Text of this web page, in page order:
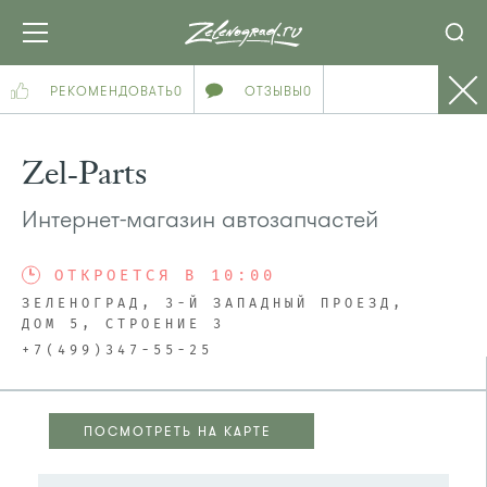
РЕКОМЕНДОВАТЬ0 ОТЗЫВЫ0
Zel-Parts
Интернет-магазин автозапчастей
ОТКРОЕТСЯ В 10:00
ЗЕЛЕНОГРАД, 3-Й ЗАПАДНЫЙ ПРОЕЗД,
ДОМ 5, СТРОЕНИЕ 3
+7(499)347-55-25
ПОСМОТРЕТЬ НА КАРТЕ